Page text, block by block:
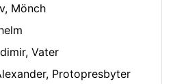
Mönch
Vater
Protopresbyter